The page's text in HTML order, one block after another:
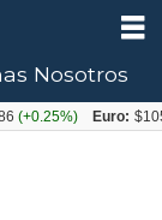
Nosotros
Euro: $1053,08(-